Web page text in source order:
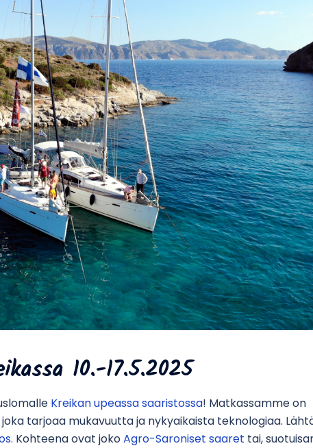
10.-17.5.2025
Kreikan upeassa saaristossa! Matkassamme on
tarjoaa mukavuutta ja nykyaikaista teknologiaa.
. Kohteena ovat jokoAgro-Saroniset saaret tai,